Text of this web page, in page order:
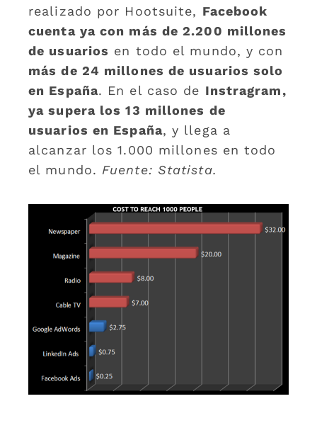
realizado por Hootsuite, Facebook
cuenta ya con más de 2.200 millones
de usuarios en todo el mundo, y con
más de 24 millones de usuarios solo
en España. En el caso de Instragram,
ya supera los 13 millones de
usuarios en España, y llega a
alcanzar los 1.000 millones en todo
el mundo. Fuente: Statista.